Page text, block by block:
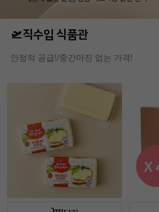
🛫직수입 식품관
안정적 공급!/중간마진 없는 가격!